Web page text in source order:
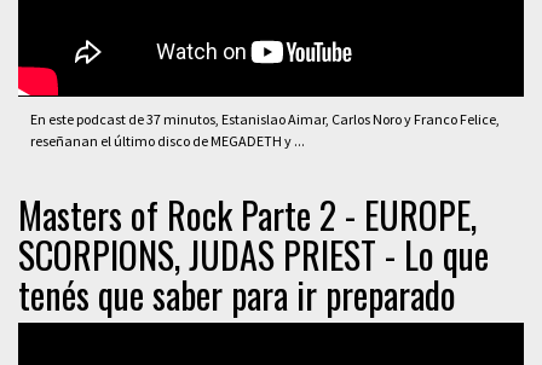
En este podcast de 37 minutos, Estanislao Aimar, Carlos Noro y Franco Felice,
reseñanan el último disco de MEGADETH y ...
Masters of Rock Parte 2 - EUROPE,
SCORPIONS, JUDAS PRIEST - Lo que
tenés que saber para ir preparado